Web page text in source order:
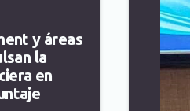
y áreas
la
en